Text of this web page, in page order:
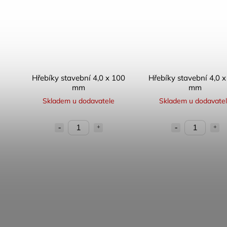
Hřebíky stavební 4,0 x 100
mm
Skladem u dodavatele
Hřebíky stavební 4,0
mm
Skladem u